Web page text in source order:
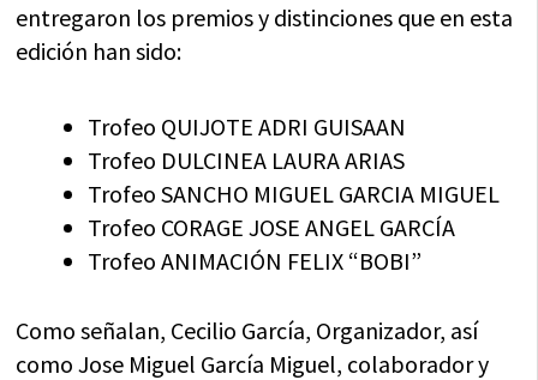
entregaron los premios y distinciones que en esta
edición han sido:
Trofeo QUIJOTE ADRI GUISAAN
Trofeo DULCINEA LAURA ARIAS
Trofeo SANCHO MIGUEL GARCIA MIGUEL
Trofeo CORAGE JOSE ANGEL GARCÍA
Trofeo ANIMACIÓN FELIX “BOBI”
Como señalan, Cecilio García, Organizador, así
como Jose Miguel García Miguel, colaborador y